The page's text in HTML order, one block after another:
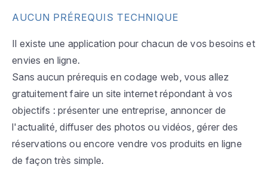
AUCUN PRÉREQUIS TECHNIQUE
Il existe une application pour chacun de vos besoins et
envies en ligne.
Sans aucun prérequis en codage web, vous allez
gratuitement faire un site internet répondant à vos
objectifs : présenter une entreprise, annoncer de
l'actualité, diffuser des photos ou vidéos, gérer des
réservations ou encore vendre vos produits en ligne
de façon très simple.